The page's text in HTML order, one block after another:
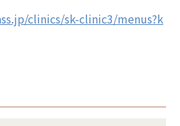
clinics/sk-clinic3/menus?k